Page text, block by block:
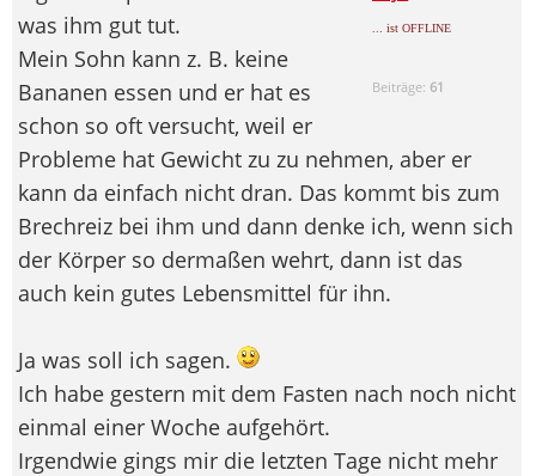
... ist OFFLINE
Beiträge: 61
was ihm gut tut.
Mein Sohn kann z. B. keine
Bananen essen und er hat es
schon so oft versucht, weil er
Probleme hat Gewicht zu zu nehmen, aber er
kann da einfach nicht dran. Das kommt bis zum
Brechreiz bei ihm und dann denke ich, wenn sich
der Körper so dermaßen wehrt, dann ist das
auch kein gutes Lebensmittel für ihn.
Ja was soll ich sagen.
Ich habe gestern mit dem Fasten nach noch nicht
einmal einer Woche aufgehört.
Irgendwie gings mir die letzten Tage nicht mehr